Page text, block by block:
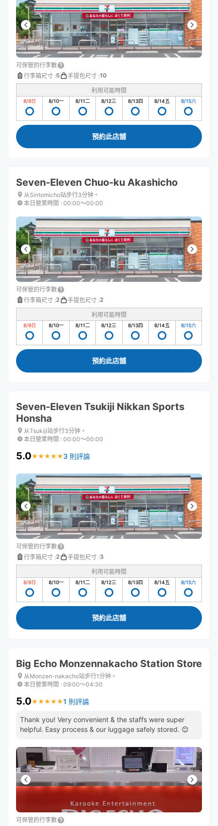
可保管的行李數
行李箱尺寸 :5 手提包尺寸 :10
利用可能時間
8/9日 8/10一 8/11二 8/12三 8/13四 8/14五 8/15六
預約此店舖
Seven-Eleven Chuo-ku Akashicho
从Sintomicho站步行3分钟。
本日營業時間 : 00:00〜00:00
可保管的行李數
行李箱尺寸 :2 手提包尺寸 :2
利用可能時間
8/9日 8/10一 8/11二 8/12三 8/13四 8/14五 8/15六
預約此店舖
Seven-Eleven Tsukiji Nikkan Sports
Honsha
从Tsukiji站步行3分钟。
本日營業時間 : 00:00〜00:00
5.0★ ★ ★ ★ ★
★ ★ ★ ★ ★ 3 則評論
可保管的行李數
行李箱尺寸 :2 手提包尺寸 :3
利用可能時間
8/9日 8/10一 8/11二 8/12三 8/13四 8/14五 8/15六
預約此店舖
Big Echo Monzennakacho Station Store
从Monzen-nakacho站步行1分钟。
本日營業時間 : 09:00〜04:30
5.0★ ★ ★ ★ ★
★ ★ ★ ★ ★1 則評論
Thank you! Very convenient & the staffs were super
helpful. Easy process & our luggage safely stored. 😊
可保管的行李數